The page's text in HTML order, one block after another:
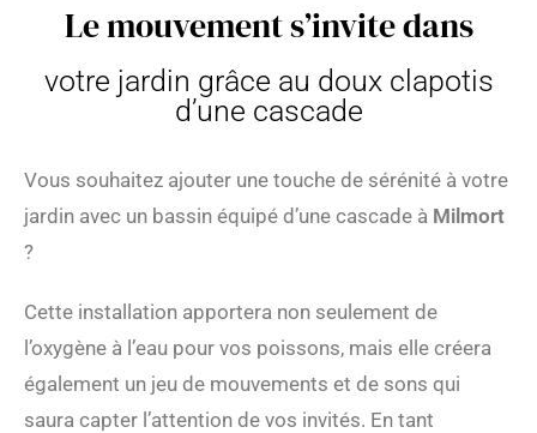
Le mouvement s’invite dans
votre jardin grâce au doux clapotis
d’une cascade
Vous souhaitez ajouter une touche de sérénité à votre
jardin avec un bassin équipé d’une cascade à Milmort
?
Cette installation apportera non seulement de
l’oxygène à l’eau pour vos poissons, mais elle créera
également un jeu de mouvements et de sons qui
saura capter l’attention de vos invités. En tant